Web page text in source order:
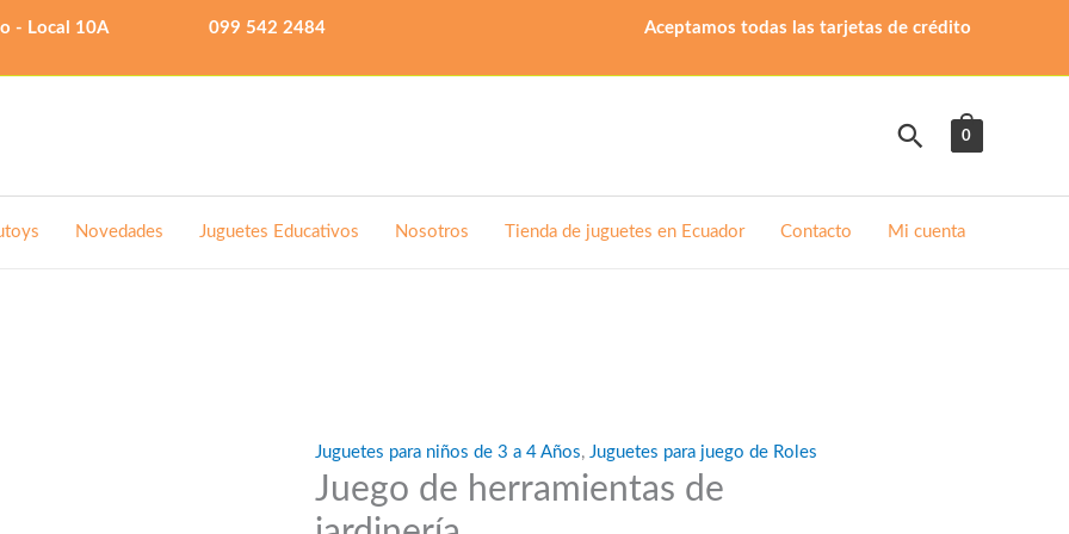
- Local 10A 099 542 2484 Aceptamos todas las tarjetas de crédito
Buscar
0
Novedades Juguetes Educativos Nosotros Tienda de juguetes en Ecuador Contacto Mi cuenta
Juguetes para niños de 3 a 4 Años, Juguetes para juego de Roles
Juego de herramientas de